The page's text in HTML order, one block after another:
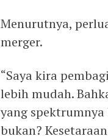
Menurutnya,
merger.
“Saya kira
lebih mudah.
yang
bukan?